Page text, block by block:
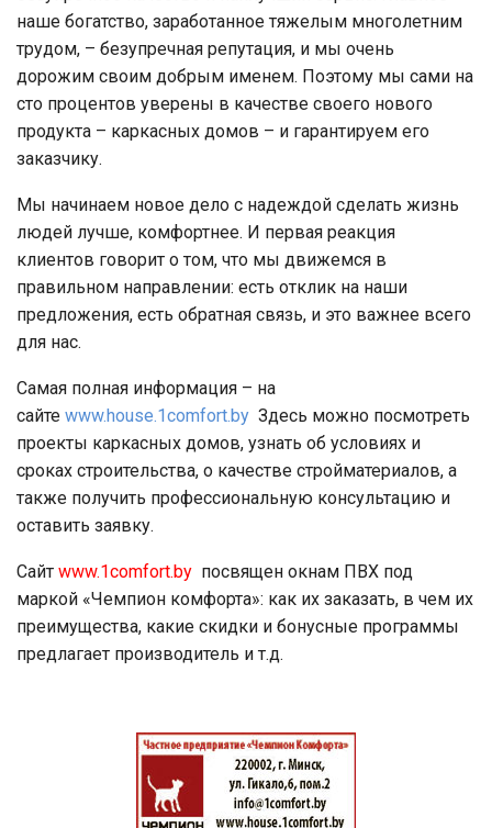
наше богатство, заработанное тяжелым многолетним
трудом, – безупречная репутация, и мы очень
дорожим своим добрым именем. Поэтому мы сами на
сто процентов уверены в качестве своего нового
продукта – каркасных домов – и гарантируем его
заказчику.
Мы начинаем новое дело с надеждой сделать жизнь
людей лучше, комфортнее. И первая реакция
клиентов говорит о том, что мы движемся в
правильном направлении: есть отклик на наши
предложения, есть обратная связь, и это важнее всего
для нас.
Самая полная информация – на
сайте www.house.1comfort.by Здесь можно посмотреть
проекты каркасных домов, узнать об условиях и
сроках строительства, о качестве стройматериалов, а
также получить профессиональную консультацию и
оставить заявку.
Сайт www.1comfort.by посвящен окнам ПВХ под
маркой «Чемпион комфорта»: как их заказать, в чем их
преимущества, какие скидки и бонусные программы
предлагает производитель и т.д.